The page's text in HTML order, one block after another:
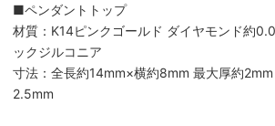
■ペンダントトップ
材質：K14ピンクゴールド ダイヤモンド約
ックジルコニア
寸法：全長約14mm×横約8mm 最大厚約
2.5mm